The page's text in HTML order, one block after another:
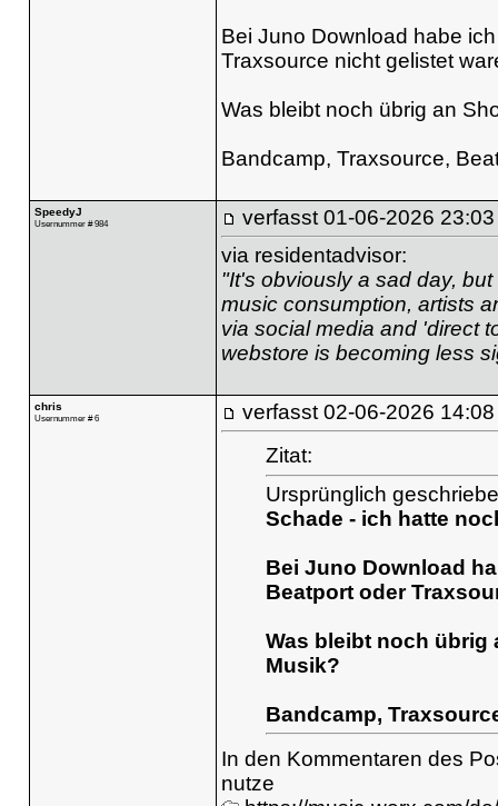
Bei Juno Download habe
Traxsource nicht gelistet
Was bleibt noch übrig an
Bandcamp, Traxsource,
SpeedyJ
Usernummer # 984 verfasst 01-06-2026 23:03
via residentadvisor:
"It's obviously a sad day,
music consumption, artists
via social media and 'direct
webstore is becoming less
chris
Usernummer # 6 verfasst 02-06-2026 14:08
Zitat:
Ursprünglich
Schade - ich hatte
Bei Juno Download
Beatport oder
Was bleibt noch übrig
Musik?
Bandcamp,
In den Kommentaren des
nutze